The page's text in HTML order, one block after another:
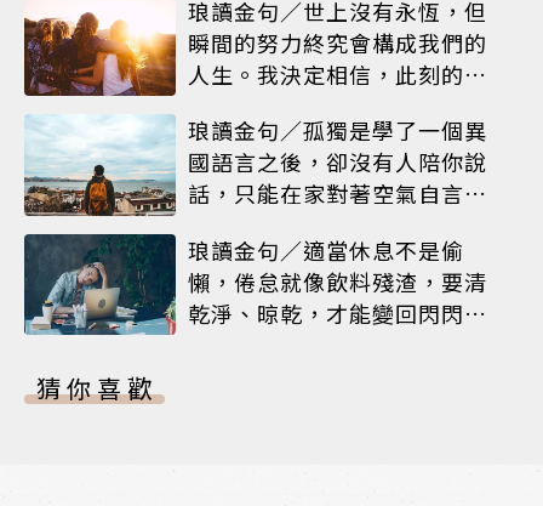
琅讀金句／世上沒有永恆，但
瞬間的努力終究會構成我們的
人生。我決定相信，此刻的閃
琅讀金句／孤獨是學了一個異
國語言之後，卻沒有人陪你說
話，只能在家對著空氣自言自
琅讀金句／適當休息不是偷
懶，倦怠就像飲料殘渣，要清
乾淨、晾乾，才能變回閃閃發
猜你喜歡